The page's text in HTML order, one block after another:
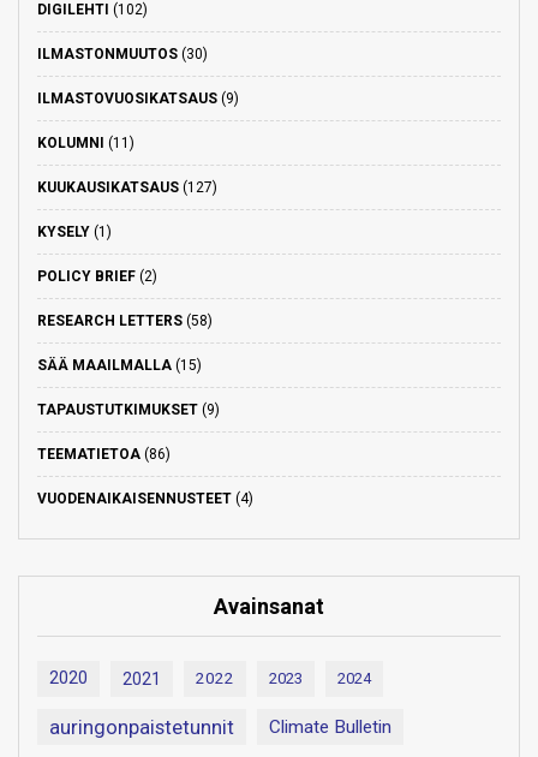
DIGILEHTI (102)
ILMASTONMUUTOS (30)
ILMASTOVUOSIKATSAUS (9)
KOLUMNI (11)
KUUKAUSIKATSAUS (127)
KYSELY (1)
POLICY BRIEF (2)
RESEARCH LETTERS (58)
SÄÄ MAAILMALLA (15)
TAPAUSTUTKIMUKSET (9)
TEEMATIETOA (86)
VUODENAIKAISENNUSTEET (4)
Avainsanat
2020 2021 2022 2023 2024
auringonpaistetunnit Climate Bulletin